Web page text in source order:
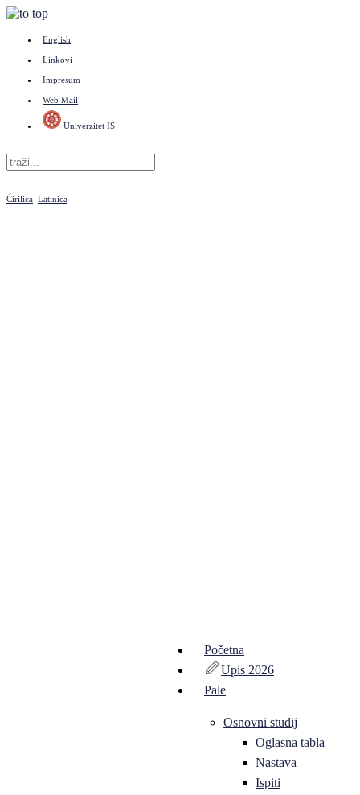
English
Linkovi
Impresum
Web Mail
Univerzitet IS
Ćirilica Latinica
Početna
Upis 2026
Pale
Osnovni studij
Oglasna tabla
Nastava
Ispiti